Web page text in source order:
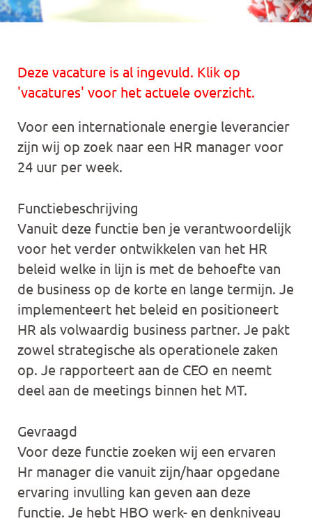
Deze vacature is al ingevuld. Klik op
'vacatures' voor het actuele overzicht.
Voor een internationale energie leverancier
zijn wij op zoek naar een HR manager voor
24 uur per week.
Functiebeschrijving
Vanuit deze functie ben je verantwoordelijk
voor het verder ontwikkelen van het HR
beleid welke in lijn is met de behoefte van
de business op de korte en lange termijn. Je
implementeert het beleid en positioneert
HR als volwaardig business partner. Je pakt
zowel strategische als operationele zaken
op. Je rapporteert aan de CEO en neemt
deel aan de meetings binnen het MT.
Gevraagd
Voor deze functie zoeken wij een ervaren
Hr manager die vanuit zijn/haar opgedane
ervaring invulling kan geven aan deze
functie. Je hebt HBO werk- en denkniveau